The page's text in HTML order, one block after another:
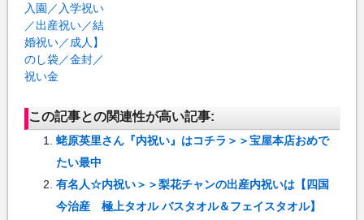
入園／入学祝い
／出産祝い／結
婚祝い／成人】
のし袋／金封／
祝い金
この記事との関連性が高い記事:
蛯原英里さん『内祝い』はコチラ＞＞宝屋本店おめで
たい最中
有名人☆内祝い＞＞梨花チャンの出産内祝いは【四国
今治産 極上タオル バスタオル＆フェイスタオル】